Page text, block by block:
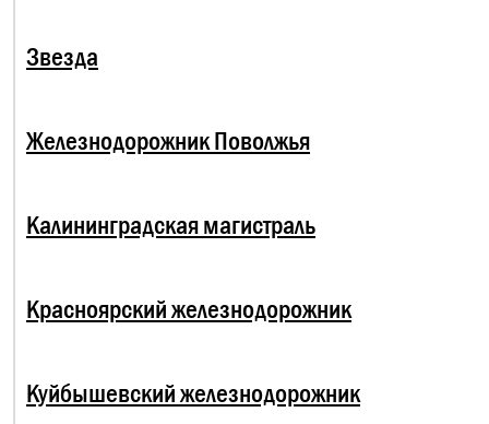
Звезда
Железнодорожник Поволжья
Калининградская магистраль
Красноярский железнодорожник
Куйбышевский железнодорожник